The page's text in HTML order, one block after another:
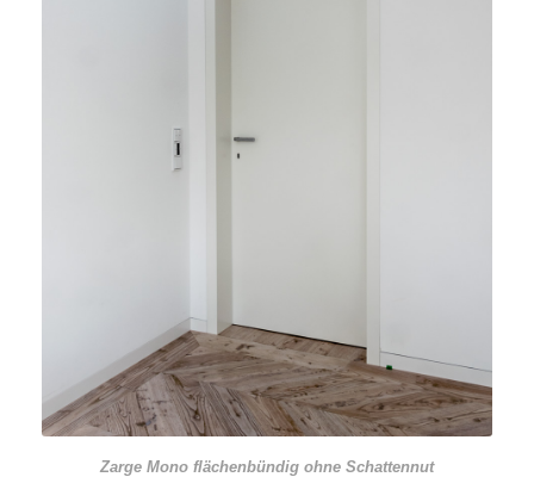
Zarge Mono flächenbündig ohne Schattennut